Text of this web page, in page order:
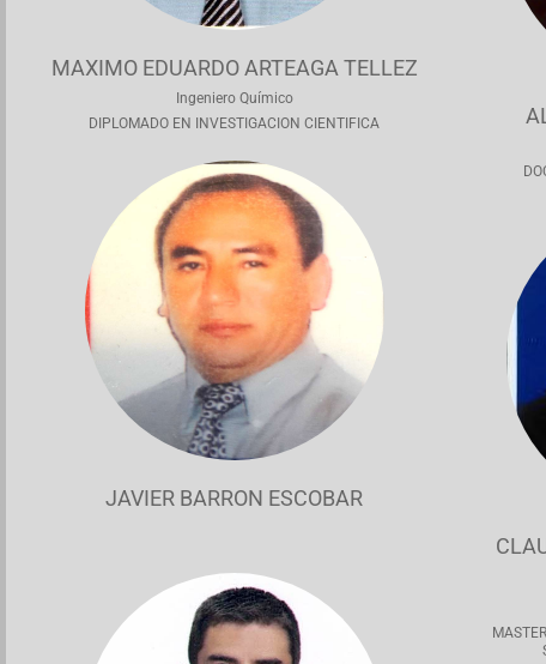
MAXIMO EDUARDO ARTEAGA TELLEZ
Ingeniero Químico
DIPLOMADO EN INVESTIGACION CIENTIFICA
JAVIER BARRON ESCOBAR